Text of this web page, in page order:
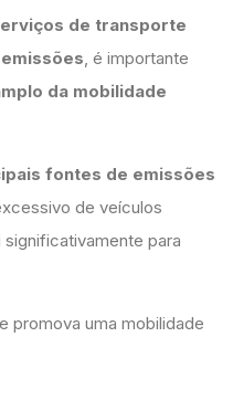
de transporte
, é importante
da mobilidade
fontes de emissões
de veículos
para
promova uma mobilidade